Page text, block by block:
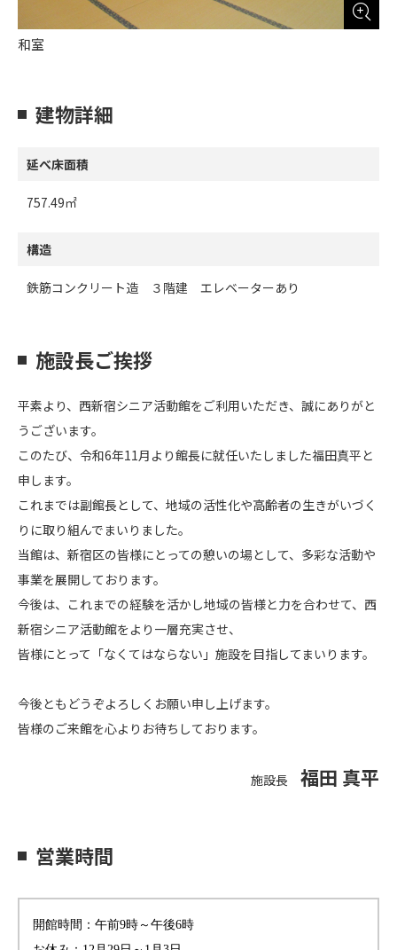
和室
建物詳細
延べ床面積
757.49㎡
構造
鉄筋コンクリート造 ３階建 エレベーターあり
施設長ご挨拶
平素より、西新宿シニア活動館をご利用いただき、誠にありがと
うございます。
このたび、令和6年11月より館長に就任いたしました福田真平と
申します。
これまでは副館長として、地域の活性化や高齢者の生きがいづく
りに取り組んでまいりました。
当館は、新宿区の皆様にとっての憩いの場として、多彩な活動や
事業を展開しております。
今後は、これまでの経験を活かし地域の皆様と力を合わせて、西
新宿シニア活動館をより一層充実させ、
皆様にとって「なくてはならない」施設を目指してまいります。
今後ともどうぞよろしくお願い申し上げます。
皆様のご来館を心よりお待ちしております。
施設長 福田 真平
営業時間
開館時間： 午前9時～午後6時